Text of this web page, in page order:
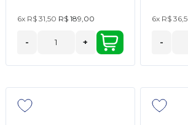
6x R$ 31,50 R$ 189,00
- +
6x R$
-